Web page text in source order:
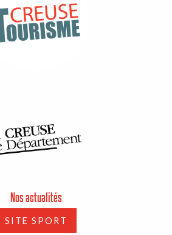
Nos actualités
SITE SPORT